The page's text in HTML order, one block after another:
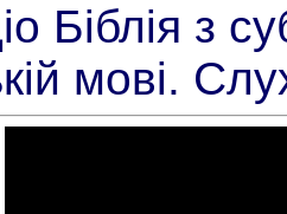
Біблія з
мові.